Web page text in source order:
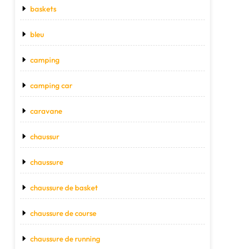
baskets
bleu
camping
camping car
caravane
chaussur
chaussure
chaussure de basket
chaussure de course
chaussure de running